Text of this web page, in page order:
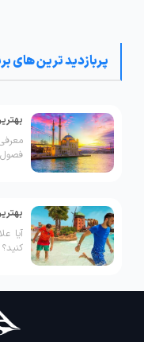
پربازدید ترین های
آیا
به